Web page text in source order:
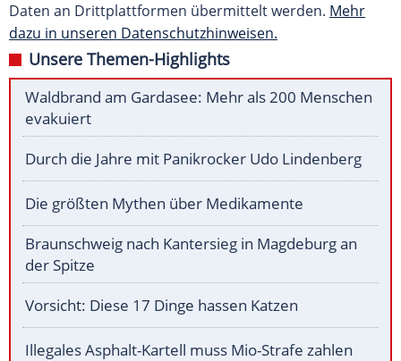
Daten an Drittplattformen übermittelt werden. Mehr
dazu in unseren Datenschutzhinweisen.
Unsere Themen-Highlights
Waldbrand am Gardasee: Mehr als 200 Menschen
evakuiert
Durch die Jahre mit Panikrocker Udo Lindenberg
Die größten Mythen über Medikamente
Braunschweig nach Kantersieg in Magdeburg an
der Spitze
Vorsicht: Diese 17 Dinge hassen Katzen
Illegales Asphalt-Kartell muss Mio-Strafe zahlen